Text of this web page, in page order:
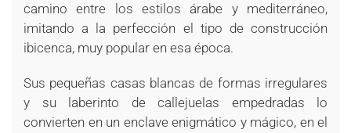
camino entre los estilos árabe y mediterráneo,
imitando a la perfección el tipo de construcción
ibicenca, muy popular en esa época.
Sus pequeñas casas blancas de formas irregulares
y su laberinto de callejuelas empedradas lo
convierten en un enclave enigmático y mágico, en el